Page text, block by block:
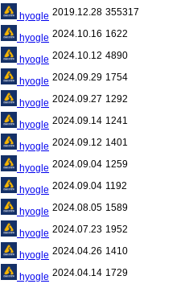
hyogle 2019.12.28 355317
hyogle 2024.10.16 1622
hyogle 2024.10.12 4890
hyogle 2024.09.29 1754
hyogle 2024.09.27 1292
hyogle 2024.09.14 1241
hyogle 2024.09.12 1401
hyogle 2024.09.04 1259
hyogle 2024.09.04 1192
hyogle 2024.08.05 1589
hyogle 2024.07.23 1952
hyogle 2024.04.26 1410
hyogle 2024.04.14 1729